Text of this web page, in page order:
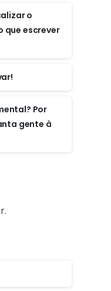
o
que escrever
Por
gente à